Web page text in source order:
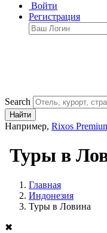
Войти
Регистрация
Search
Найти
Например, Rixos
Туры в
Главная
Индонезия
Туры в Ловина
✖